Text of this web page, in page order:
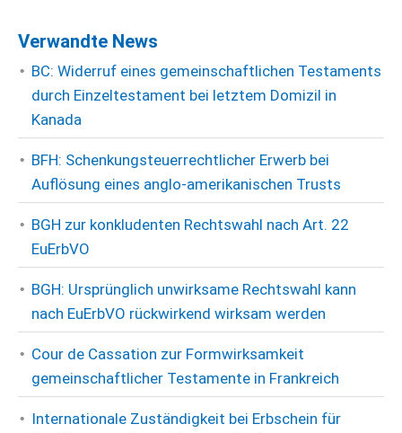
Verwandte News
BC: Widerruf eines gemeinschaftlichen Testaments
durch Einzeltestament bei letztem Domizil in
Kanada
BFH: Schenkungsteuerrechtlicher Erwerb bei
Auflösung eines anglo-amerikanischen Trusts
BGH zur konkludenten Rechtswahl nach Art. 22
EuErbVO
BGH: Ursprünglich unwirksame Rechtswahl kann
nach EuErbVO rückwirkend wirksam werden
Cour de Cassation zur Formwirksamkeit
gemeinschaftlicher Testamente in Frankreich
Internationale Zuständigkeit bei Erbschein für